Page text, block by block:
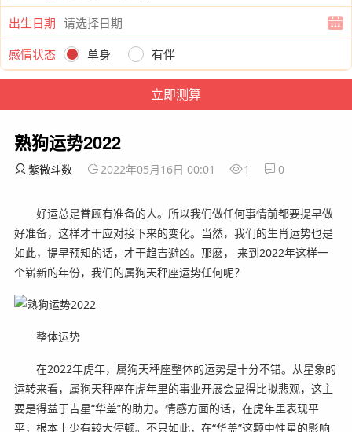
出生日期
感情状态
单身 有伴
熟狗运势2022
紫微斗数 2022年05月16日 00:01 1 0
好运总是眷顾有准备的人。所以我们做任何事情前都要提早做
好准备，这样才干应对接下来的变化。当然，我们的生肖运势也是
如此，提早预知的话，才干趋吉避凶。那麽， 来到2022年这样一
个崭新的年份，我们的属狗天秤座运势任何呢？
整体运势
在2022年虎年，属狗天秤座整体的运势是十分不错。从星象的
运转来看，属狗天秤座在虎年里的事业开展会显得比拟悲观，这主
要是得益于吉星“华盖”的助力。情感方面的话，在虎年里表现平
平，根本上少有较大停顿。不只如此，在“华盖”这颗中性星的影响